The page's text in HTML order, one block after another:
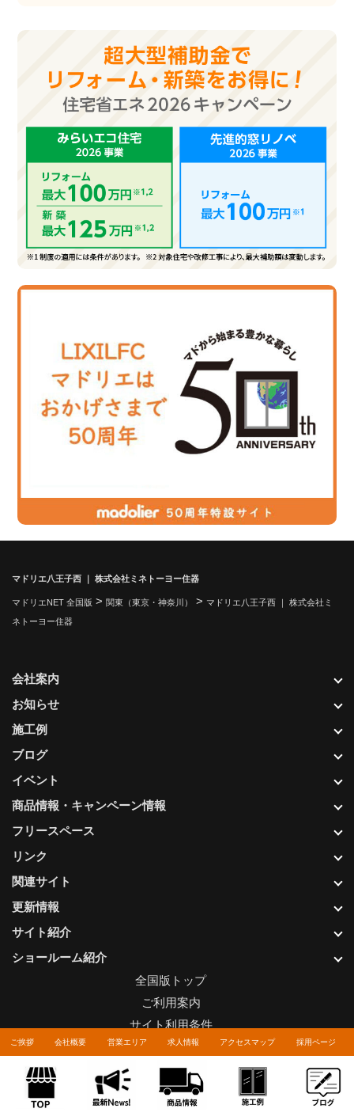
ご挨拶 会社概要 営業エリア 求人情報 アクセスマップ 採用ページ
マドリエ八王子西 ｜ 株式会社ミネトーヨー住器
マドリエNET 全国版 > 関東（東京・神奈川） > マドリエ八王子西 ｜ 株式会社ミ
ネトーヨー住器
更新情報
サイト紹介
ショールーム紹介
会社案内
お知らせ
施工例
ブログ
イベント
商品情報・キャンペーン情報
フリースペース
リンク
関連サイト
全国版トップ
ご利用案内
サイト利用条件
プライバシーポリシー
関連リンク
お問い合わせについて